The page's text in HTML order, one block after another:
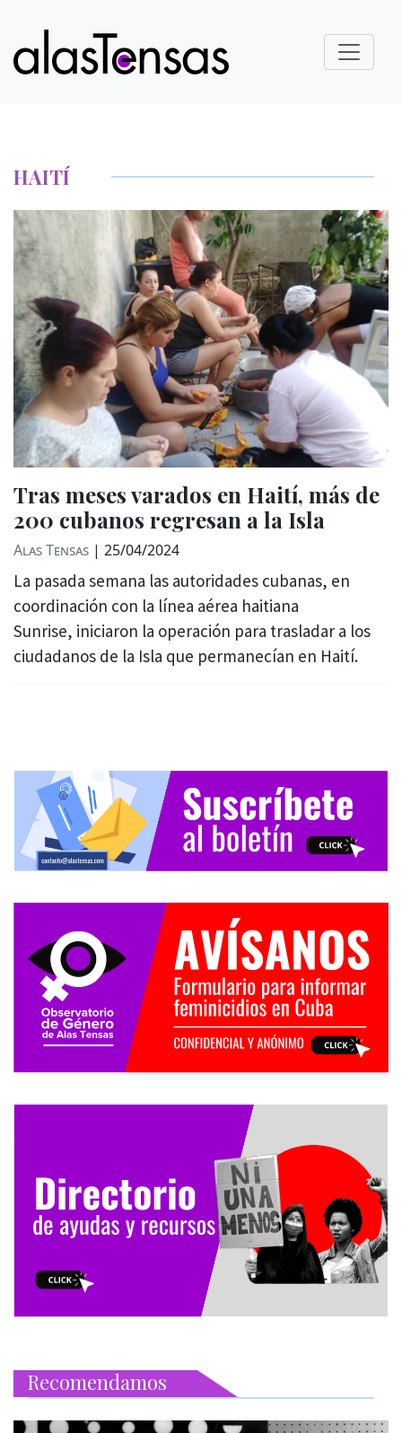
HAITÍ
Tras meses varados en Haití, más de
200 cubanos regresan a la Isla
Alas Tensas | 25/04/2024
La pasada semana las autoridades cubanas, en
coordinación con la línea aérea haitiana
Sunrise, iniciaron la operación para trasladar a los
ciudadanos de la Isla que permanecían en Haití.
Recomendamos